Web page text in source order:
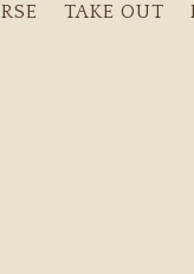
TAKE OUT